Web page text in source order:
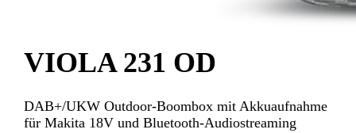
VIOLA 231 OD
DAB+/UKW Outdoor-Boombox mit Akkuaufnahme
für Makita 18V und Bluetooth-Audiostreaming